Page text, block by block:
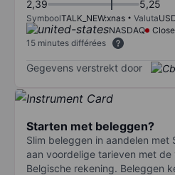
2,39 5,25
SymboolTALK_NEW:xnas Valuta
NASDAQ
15 minutes différées
Gegevens verstrekt door
Starten met beleggen?
Slim beleggen in aandelen met
aan voordelige tarieven met de
Belgische rekening. Beleggen